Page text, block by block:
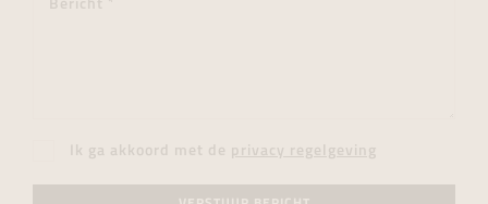
Ik ga akkoord met de privacy regelgeving